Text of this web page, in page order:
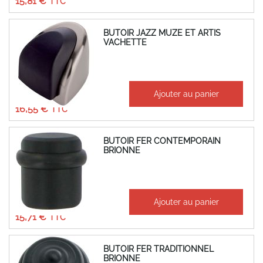
BUTOIR JAZZ MUZE ET ARTIS
VACHETTE
À partir de
16,55 €
13,79 € Ajouter au panier
BUTOIR FER CONTEMPORAIN
BRIONNE
15,71 €
13,09 € Ajouter au panier
BUTOIR FER TRADITIONNEL
BRIONNE